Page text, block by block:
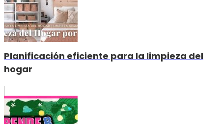
Planificación eficiente para la limpieza del
hogar